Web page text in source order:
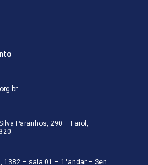
Paranhos, 290 – Farol,
1382 – sala 01 – 1°andar – Sen.